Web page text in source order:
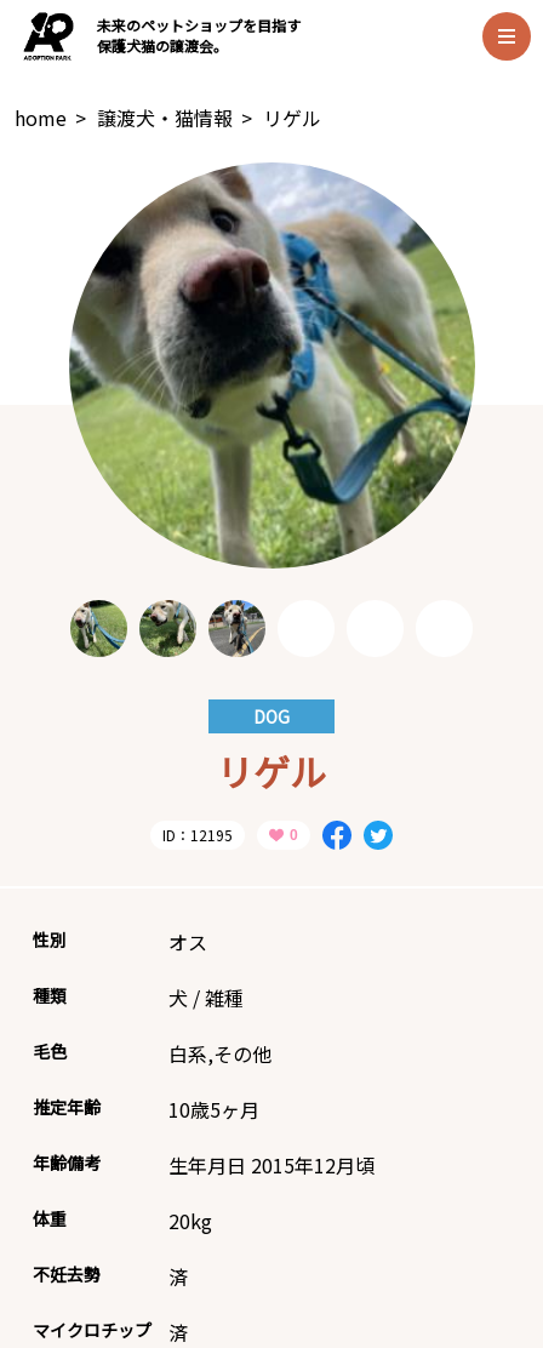
未来のペットショップを目指す
保護犬猫の譲渡会。
home > 譲渡犬・猫情報 > リゲル
DOG
リゲル
ID：12195
性別 オス
種類 犬 /雑種
毛色 白系,その他
推定年齢 10歳5ヶ月
年齢備考 生年月日 2015年12月頃
体重 20kg
不妊去勢 済
マイクロチップ 済